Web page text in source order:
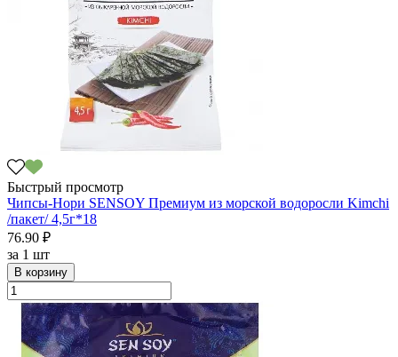
Быстрый просмотр
Чипсы-Нори SENSOY Премиум из морской водоросли Kimchi
/пакет/ 4,5г*18
76.90 ₽
за 1 шт
В корзину